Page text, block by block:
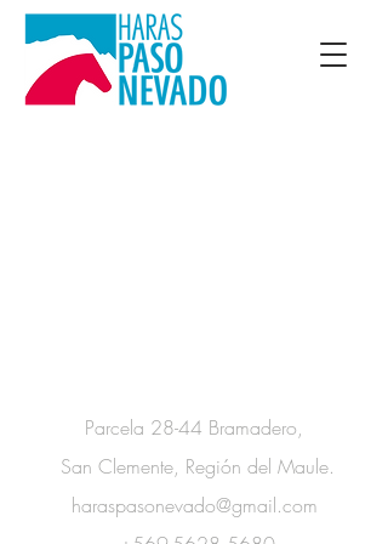
Parcela 28-44 Bramadero,
San Clemente, Región del Maule.
haraspasonevado@gmail.com